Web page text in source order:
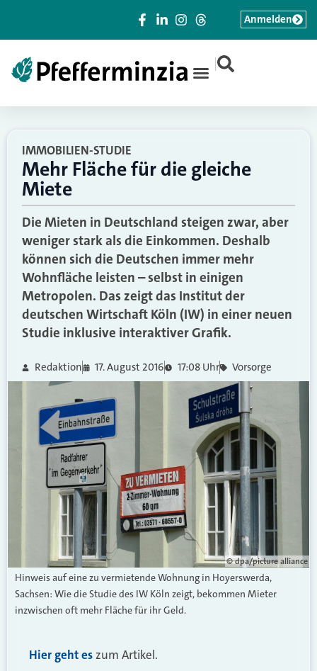
|
Anmelden
IMMOBILIEN-STUDIE
Mehr Fläche für die gleiche
Miete
Die Mieten in Deutschland steigen zwar, aber
weniger stark als die Einkommen. Deshalb
können sich die Deutschen immer mehr
Wohnfläche leisten – selbst in einigen
Metropolen. Das zeigt das Institut der
deutschen Wirtschaft Köln (IW) in einer neuen
Studie inklusive interaktiver Grafik.
Redaktion 17. August 2016 17:08 Uhr Vorsorge
© dpa/picture alliance
Hinweis auf eine zu vermietende Wohnung in Hoyerswerda,
Sachsen: Wie die Studie des IW Köln zeigt, bekommen Mieter
inzwischen oft mehr Fläche für ihr Geld.
Hier geht eszum Artikel.